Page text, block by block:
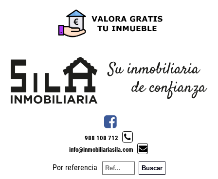
988 108 712
info@inmobiliariasila.com
Por referencia